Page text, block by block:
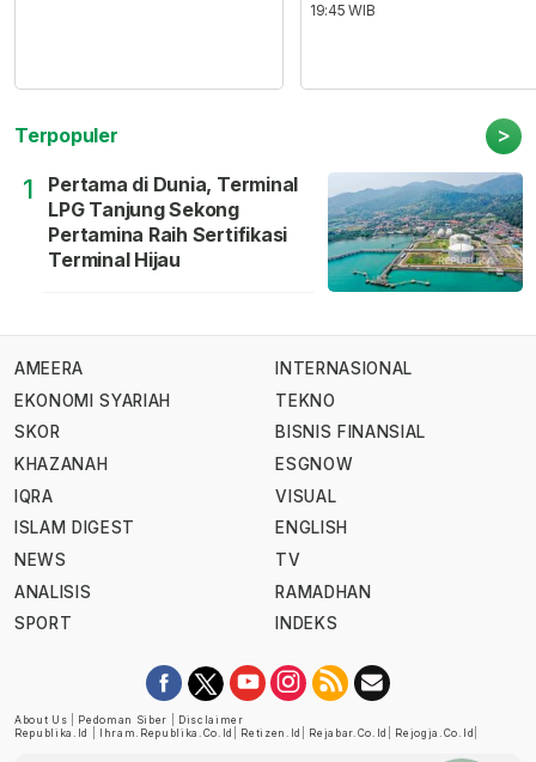
19:45 WIB
Terpopuler >
1
Pertama di Dunia, Terminal
LPG Tanjung Sekong
Pertamina Raih Sertifikasi
Terminal Hijau
AMEERA
EKONOMI SYARIAH
SKOR
KHAZANAH
IQRA
ISLAM DIGEST
NEWS
ANALISIS
SPORT
INTERNASIONAL
TEKNO
BISNIS FINANSIAL
ESGNOW
VISUAL
ENGLISH
TV
RAMADHAN
INDEKS
About Us Pedoman Siber
Disclaimer
Republika.id
Ihram.republika.co.id Retizen.id Rejabar.co.id Rejogja.co.id